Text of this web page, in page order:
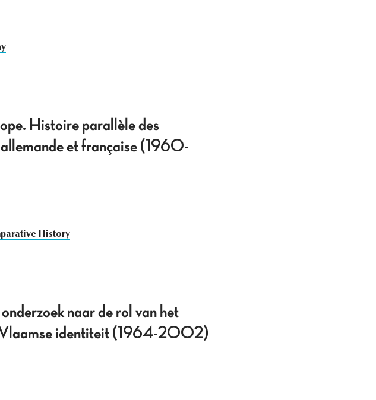
Histoire parallèle des
et française (1960-
History
naar de rol van het
Vlaamse identiteit (1964-2002)